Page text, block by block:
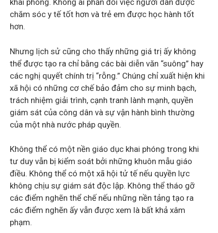
khai phóng. Không ai phản đối việc người dân được
chăm sóc y tế tốt hơn và trẻ em được học hành tốt
hơn.
Nhưng lịch sử cũng cho thấy những giá trị ấy không
thể được tạo ra chỉ bằng các bài diễn văn “suông” hay
các nghị quyết chính trị “rỗng.” Chúng chỉ xuất hiện khi
xã hội có những cơ chế bảo đảm cho sự minh bạch,
trách nhiệm giải trình, cạnh tranh lành mạnh, quyền
giám sát của công dân và sự vận hành bình thường
của một nhà nước pháp quyền.
Không thể có một nền giáo dục khai phóng trong khi
tư duy vẫn bị kiểm soát bởi những khuôn mẫu giáo
điều. Không thể có một xã hội tử tế nếu quyền lực
không chịu sự giám sát độc lập. Không thể tháo gỡ
các điểm nghẽn thể chế nếu những nền tảng tạo ra
các điểm nghẽn ấy vẫn được xem là bất khả xâm
phạm.